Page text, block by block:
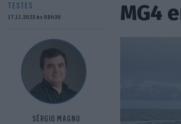
TESTES
17.11.2023 às 09h30
SÉRGIO MAGNO
MG4